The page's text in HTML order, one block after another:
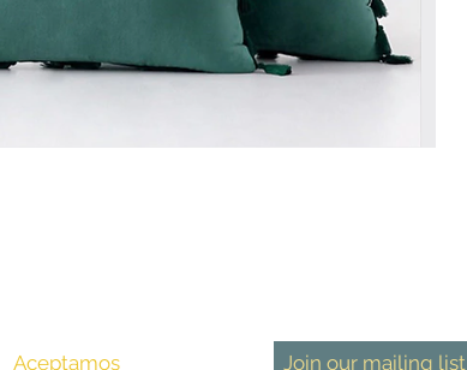
Aceptamos Join our mailing list